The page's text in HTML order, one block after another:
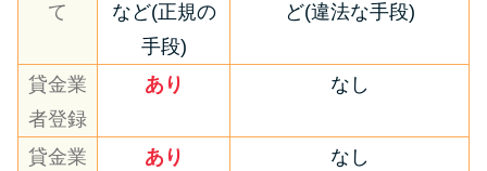
て
など(正規の
手段)
ど(違法な手段)
貸金業
者登録
あり なし
貸金業
あり なし